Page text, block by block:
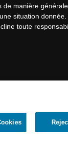
manière
situation
toute